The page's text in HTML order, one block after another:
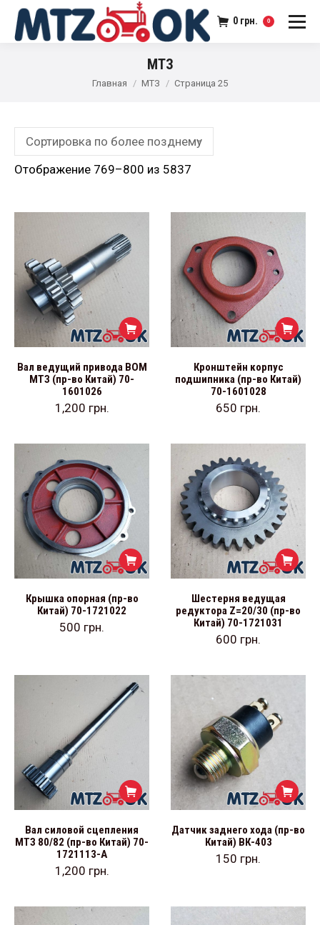
0 грн. 0
МТЗ
Главная МТЗ Страница 25
Отображение 769–800 из 5837
Вал ведущий привода ВОМ
МТЗ (пр-во Китай) 70-
1601026
1,200 грн.
Кронштейн корпус
подшипника (пр-во Китай)
70-1601028
650 грн.
Крышка опорная (пр-во
Китай) 70-1721022
500 грн.
Шестерня ведущая
редуктора Z=20/30 (пр-во
Китай) 70-1721031
600 грн.
Вал силовой сцепления
МТЗ 80/82 (пр-во Китай) 70-
1721113-А
1,200 грн.
Датчик заднего хода (пр-во
Китай) ВК-403
150 грн.